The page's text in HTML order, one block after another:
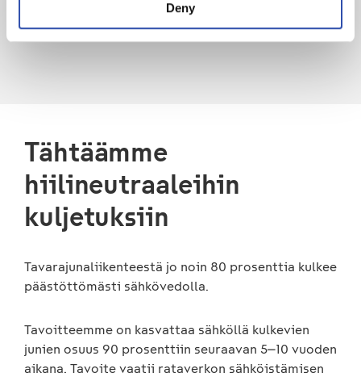
Deny
Tähtäämme
hiilineutraaleihin
kuljetuksiin
Tavarajunaliikenteestä jo noin 80 prosenttia kulkee
päästöttömästi sähkövedolla.
Tavoitteemme on kasvattaa sähköllä kulkevien
junien osuus 90 prosenttiin seuraavan 5⎼10 vuoden
aikana. Tavoite vaatii rataverkon sähköistämisen